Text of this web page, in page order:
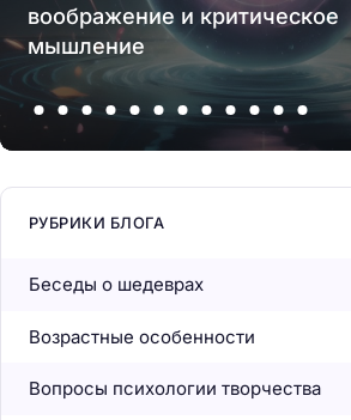
воображение и критическое
мышление
РУБРИКИ БЛОГА
Беседы о шедеврах
Возрастные особенности
Вопросы психологии творчества